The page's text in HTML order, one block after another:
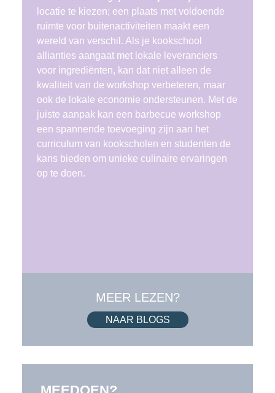
locatie te kiezen; een plaats met voldoende
ruimte voor buitenactiviteiten maakt een
wereld van verschil. Als je kookschool
allianties aangaat met lokale leveranciers
voor ingrediënten, kan dat niet alleen de
kwaliteit van de workshop verbeteren, maar
ook de lokale economie ondersteunen. Met de
juiste aanpak kan een barbecue workshop
een spannende toevoeging zijn aan het
curriculum van kookscholen en studenten de
kans bieden om unieke culinaire ervaringen
op te doen.
MEER LEZEN?
NAAR BLOGS